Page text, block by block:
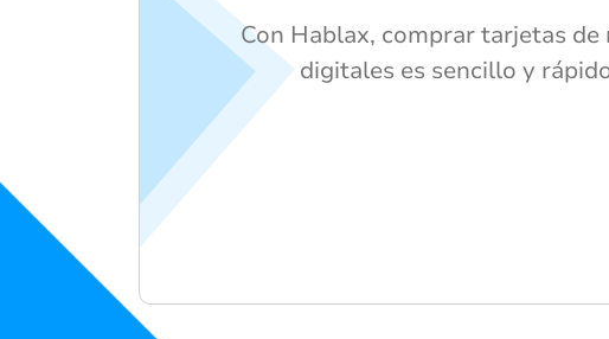
Con Hablax, comprar tarjetas de
digitales es sencillo y